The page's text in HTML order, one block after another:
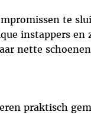
te
instappers
nette
praktisch